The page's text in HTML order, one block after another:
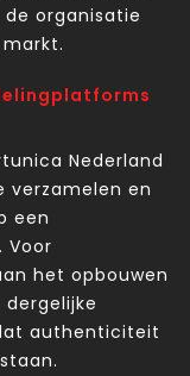
organisatie
Nederland
verzamelen en
een
Voor
het opbouwen
authenticiteit